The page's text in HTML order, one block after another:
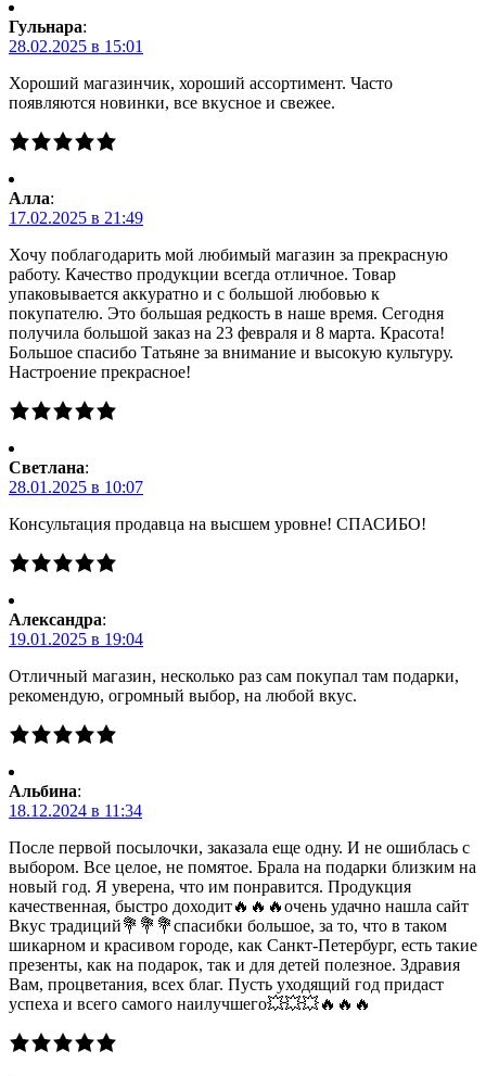
Гульнара:
28.02.2025 в 15:01
Хороший магазинчик, хороший ассортимент. Часто
появляются новинки, все вкусное и свежее.
Алла:
17.02.2025 в 21:49
Хочу поблагодарить мой любимый магазин за прекрасную
работу. Качество продукции всегда отличное. Товар
упаковывается аккуратно и с большой любовью к
покупателю. Это большая редкость в наше время. Сегодня
получила большой заказ на 23 февраля и 8 марта. Красота!
Большое спасибо Татьяне за внимание и высокую культуру.
Настроение прекрасное!
Светлана:
28.01.2025 в 10:07
Консультация продавца на высшем уровне! СПАСИБО!
Александра:
19.01.2025 в 19:04
Отличный магазин, несколько раз сам покупал там подарки,
рекомендую, огромный выбор, на любой вкус.
Альбина:
18.12.2024 в 11:34
После первой посылочки, заказала еще одну. И не ошиблась с
выбором. Все целое, не помятое. Брала на подарки близким на
новый год. Я уверена, что им понравится. Продукция
качественная, быстро доходит🔥🔥🔥очень удачно нашла сайт
Вкус традиций💐💐💐спасибки большое, за то, что в таком
шикарном и красивом городе, как Санкт-Петербург, есть такие
презенты, как на подарок, так и для детей полезное. Здравия
Вам, процветания, всех благ. Пусть уходящий год придаст
успеха и всего самого наилучшего💥💥💥🔥🔥🔥